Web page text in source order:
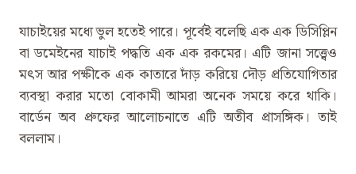
যাচাইয়ের মধ্যে ভুল হতেই পারে। পূর্বেই বলেছি এক এক ডিসিপ্লিন
বা ডমেইনের যাচাই পদ্ধতি এক এক রকমের। এটি জানা সত্ত্বেও
মৎস আর পক্ষীকে এক কাতারে দাঁড় করিয়ে দৌড় প্রতিযোগিতার
ব্যবস্থা করার মতো বোকামী আমরা অনেক সময়ে করে থাকি।
বার্ডেন অব প্রুফের আলোচনাতে এটি অতীব প্রাসঙ্গিক। তাই
বললাম।